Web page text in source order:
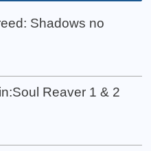
Shadows no
Reaver 1 & 2